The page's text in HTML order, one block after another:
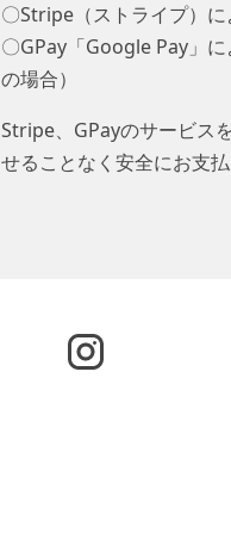
〇Stripe（ストライプ）
〇GPay「Google Pay」
の場合）
Stripe、GPayのサービス
せることなく安全にお支